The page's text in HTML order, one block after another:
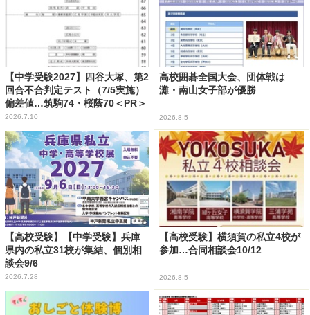
【中学受験2027】四谷大塚、第2
回合不合判定テスト（7/5実施）
偏差値…筑駒74・桜蔭70＜PR＞
2026.7.10
高校囲碁全国大会、団体戦は
灘・南山女子部が優勝
2026.8.5
【高校受験】【中学受験】兵庫
県内の私立31校が集結、個別相
談会9/6
2026.7.28
【高校受験】横須賀の私立4校が
参加…合同相談会10/12
2026.8.5